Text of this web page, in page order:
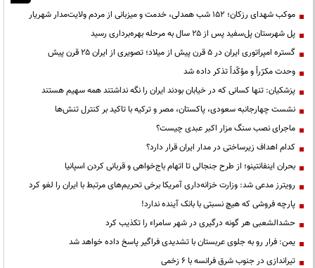
موکب شهدای رزکان؛ ۱۵۲ شب همدلی، خدمت و میزبانی از مردم ولایت‌مدار شهریار
پل شهرستان پل‌سفید پس از ۲۵ سال به مرحله بهره‌برداری رسید
گستره امپراتوری ایران در ۵ قرن پیش از میلاد؛ تصویری از ایران ۲۵ قرن پیش
وحدت مکرّراً و مؤکّداً تذکر داده شد
پزشکیان: تنها کسانی که در خیابان بودند ایران را نگه نداشتند همه سهیم هستند
نشست چهارجانبه سعودی، پاکستان، مصر و ترکیه با تاکید بر کنترل تنش‌ها
ماجرای نصب سنگ مزار اکبر عبدی چیست؟
کدام اهداف زیرساختی در مدار ایران قرار دارد؟
بحران اینفانتینو؛ از طرح جنجالی تا اتهام باج‌خواهی و قربانی کردن اسپانیا
رویترز مدعی شد: وزارت خزانه‌داری آمریکا برخی تحریم‌های مرتبط با ایران را لغو کرد
پارچه فروشی که هیچ نسبتی با بانک آینده ندارد!
حشدالشعبی هر گونه درگیری در شهر سامراء را تکذیب کرد
یمن: فرار رو به جلوی عربستان با تشدیدی فراگیر پاسخ داده خواهد شد
تیراندازی در جنوب شرق فرانسه با ۶ زخمی